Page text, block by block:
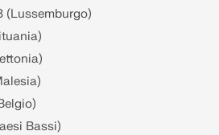
(Lussemburgo)
Bassi)